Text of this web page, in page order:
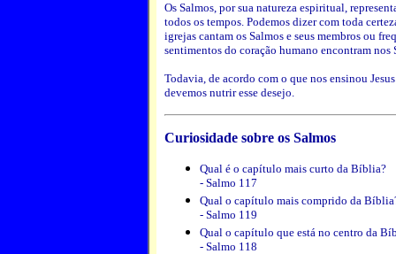
Os Salmos, por sua natureza espiritual,
todos os tempos. Podemos dizer com toda
igrejas cantam os Salmos e seus membros ou
sentimentos do coração humano encontram nos
Todavia, de acordo com o que nos ensinou
devemos nutrir esse desejo.
Curiosidade sobre os Salmos
Qual é o capítulo mais curto da Bíblia?
- Salmo 117
Qual o capítulo mais comprido da
- Salmo 119
Qual o capítulo que está no centro da
- Salmo 118